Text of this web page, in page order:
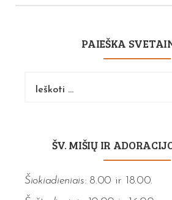
PAIEŠKA
ŠV. MIŠIŲ IR
Šiokiadieniais:8.00 ir 18.00.